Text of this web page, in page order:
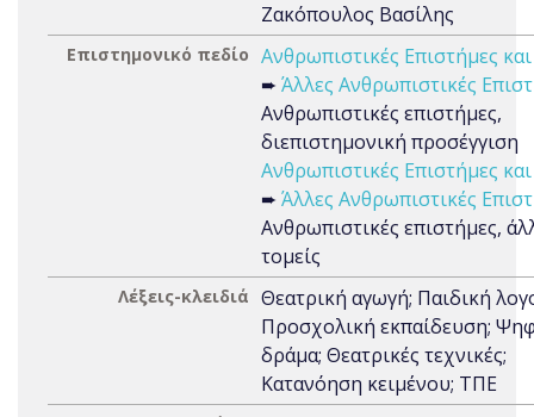
Ζακόπουλος Βασίλης
Επιστημονικό πεδίο Ανθρωπιστικές Επιστήμες
➨ Άλλες Ανθρωπιστικές
Ανθρωπιστικές επιστήμες,
διεπιστημονική προσέγγιση
Ανθρωπιστικές Επιστήμες
➨ Άλλες Ανθρωπιστικές
Ανθρωπιστικές επιστήμες,
τομείς
Λέξεις-κλειδιά Θεατρική αγωγή; Παιδική
Προσχολική εκπαίδευση;
δράμα; Θεατρικές τεχνικές;
Κατανόηση κειμένου; ΤΠΕ